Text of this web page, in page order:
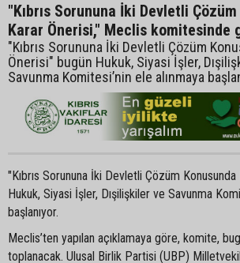
"Kıbrıs Sorununa İki Devletli
Karar Önerisi," Meclis komitesinde
"Kıbrıs Sorununa İki Devletli Çözüm
Önerisi" bugün Hukuk, Siyasi İşler,
Savunma Komitesi’nin ele alınmaya
"Kıbrıs Sorununa İki Devletli Çözüm
Hukuk, Siyasi İşler, Dışilişkiler ve Savunma
başlanıyor.
Meclis’ten yapılan açıklamaya göre, komite,
toplanacak. Ulusal Birlik Partisi (UBP)